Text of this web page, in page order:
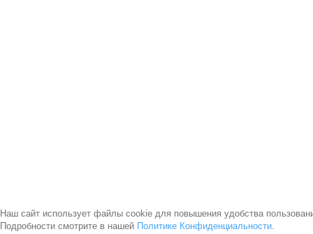
Наш сайт использует файлы cookie для повышения удобства
Подробности смотрите в нашей Политике Конфиденциальности.